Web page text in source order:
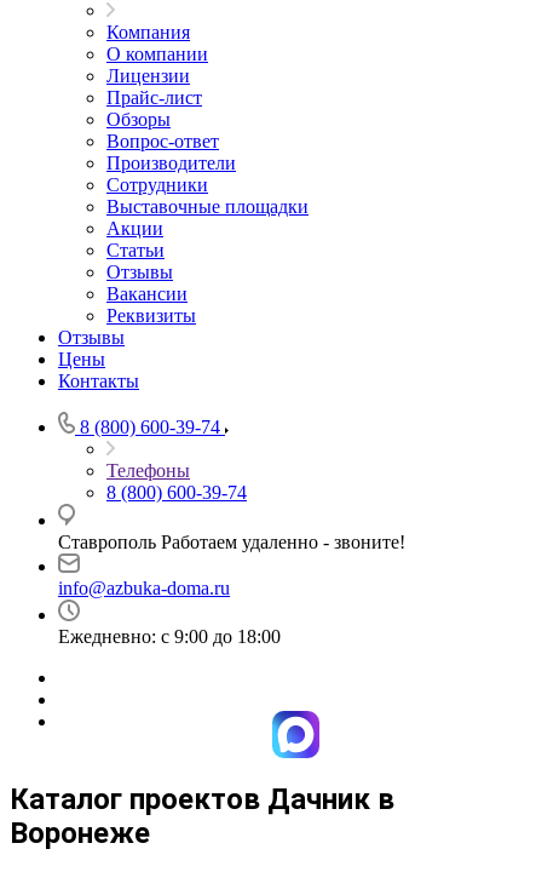
Компания
О компании
Лицензии
Прайс-лист
Обзоры
Вопрос-ответ
Производители
Сотрудники
Выставочные площадки
Акции
Статьи
Отзывы
Вакансии
Реквизиты
Отзывы
Цены
Контакты
8 (800) 600-39-74
Телефоны
8 (800) 600-39-74
Ставрополь Работаем удаленно - звоните!
info@azbuka-doma.ru
Ежедневно: с 9:00 до 18:00
Каталог проектов Дачник в
Воронеже